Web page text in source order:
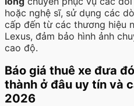
hoặc nghệ sĩ, sử dụng các
cấp đến từ các thương hiệu
Lexus, đảm bảo hình ảnh
cao độ.
Báo giá thuê xe đưa
thành ở đâu uy tín và
2026